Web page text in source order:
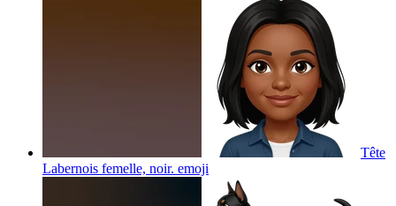
Tête
Labernois femelle, noir. emoji